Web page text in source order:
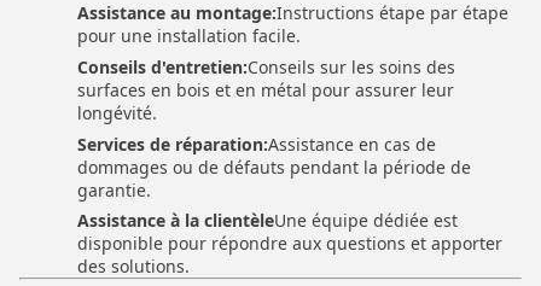
Assistance au montage:Instructions étape par étape
pour une installation facile.
Conseils d'entretien:Conseils sur les soins des
surfaces en bois et en métal pour assurer leur
longévité.
Services de réparation:Assistance en cas de
dommages ou de défauts pendant la période de
garantie.
Assistance à la clientèleUne équipe dédiée est
disponible pour répondre aux questions et apporter
des solutions.